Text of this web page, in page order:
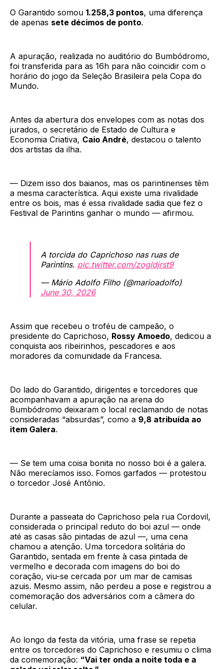
O Garantido somou 1.258,3 pontos, uma diferença
de apenas sete décimos de ponto.
A apuração, realizada no auditório do Bumbódromo,
foi transferida para as 16h para não coincidir com o
horário do jogo da Seleção Brasileira pela Copa do
Mundo.
Antes da abertura dos envelopes com as notas dos
jurados, o secretário de Estado de Cultura e
Economia Criativa, Caio André, destacou o talento
dos artistas da ilha.
— Dizem isso dos baianos, mas os parintinenses têm
a mesma característica. Aqui existe uma rivalidade
entre os bois, mas é essa rivalidade sadia que fez o
Festival de Parintins ganhar o mundo — afirmou.
A torcida do Caprichoso nas ruas de
Parintins. pic.twitter.com/zogldjrst9
— Mário Adolfo Filho (@marioadolfo)
June 30, 2026
Assim que recebeu o troféu de campeão, o
presidente do Caprichoso, Rossy Amoedo, dedicou a
conquista aos ribeirinhos, pescadores e aos
moradores da comunidade da Francesa.
Do lado do Garantido, dirigentes e torcedores que
acompanhavam a apuração na arena do
Bumbódromo deixaram o local reclamando de notas
consideradas “absurdas”, como a 9,8 atribuída ao
item Galera.
— Se tem uma coisa bonita no nosso boi é a galera.
Não merecíamos isso. Fomos garfados — protestou
o torcedor José Antônio.
Durante a passeata do Caprichoso pela rua Cordovil,
considerada o principal reduto do boi azul — onde
até as casas são pintadas de azul —, uma cena
chamou a atenção. Uma torcedora solitária do
Garantido, sentada em frente à casa pintada de
vermelho e decorada com imagens do boi do
coração, viu-se cercada por um mar de camisas
azuis. Mesmo assim, não perdeu a pose e registrou a
comemoração dos adversários com a câmera do
celular.
Ao longo da festa da vitória, uma frase se repetia
entre os torcedores do Caprichoso e resumiu o clima
da comemoração: “Vai ter onda a noite toda e a